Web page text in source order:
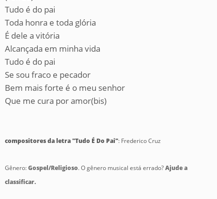
Tudo é do pai
Toda honra e toda glória
É dele a vitória
Alcançada em minha vida
Tudo é do pai
Se sou fraco e pecador
Bem mais forte é o meu senhor
Que me cura por amor(bis)
compositores da letra "Tudo É Do Pai": Frederico Cruz
Gênero:Gospel/Religioso. O gênero musical está errado?Ajude a
classificar.